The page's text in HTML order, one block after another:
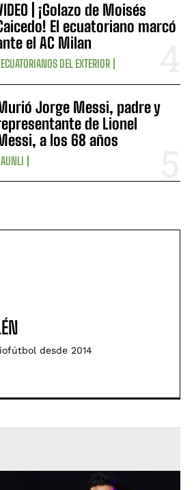
| ¡Golazo de Moisés
El ecuatoriano marcó
el AC Milan
ECUATORIANOS DEL EXTERIOR
Jorge Messi, padre y
de Lionel
a los 68 años
AUNLI
desde 2014